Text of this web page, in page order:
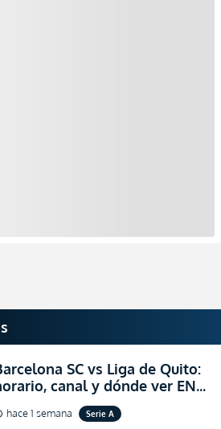
SC vs Liga de Quito:
canal y dónde ver EN
VIVO la Fecha 22 de la LigaPro
hace 1 semana Serie A